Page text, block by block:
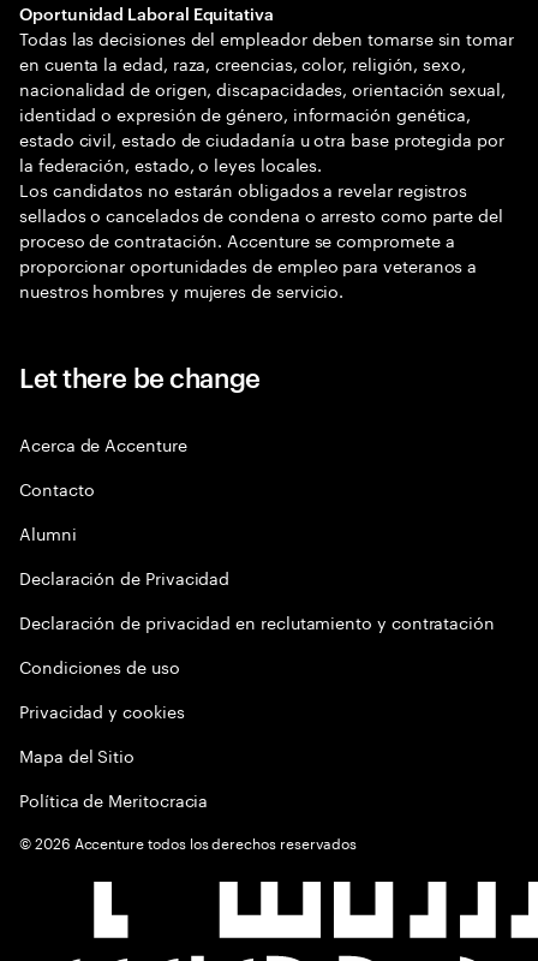
Oportunidad Laboral Equitativa
Todas las decisiones del empleador deben tomarse sin tomar
en cuenta la edad, raza, creencias, color, religión, sexo,
nacionalidad de origen, discapacidades, orientación sexual,
identidad o expresión de género, información genética,
estado civil, estado de ciudadanía u otra base protegida por
la federación, estado, o leyes locales.
Los candidatos no estarán obligados a revelar registros
sellados o cancelados de condena o arresto como parte del
proceso de contratación. Accenture se compromete a
proporcionar oportunidades de empleo para veteranos a
nuestros hombres y mujeres de servicio.
Let there be change
Acerca de Accenture
Contacto
Alumni
Declaración de Privacidad
Declaración de privacidad en reclutamiento y contratación
Condiciones de uso
Privacidad y cookies
Mapa del Sitio
Política de Meritocracia
©2026 Accenture todos los derechos reservados